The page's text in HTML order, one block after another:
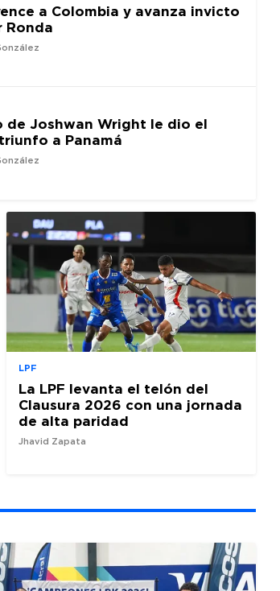
a Colombia y avanza invicto
Ronda
de Joshwan Wright le dio el
a Panamá
LPF
La LPF levanta el telón del
Clausura 2026 con una jornada
de alta paridad
Jhavid Zapata